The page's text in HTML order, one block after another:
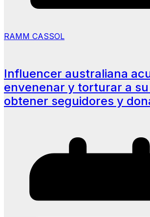
RAMM CASSOL
Influencer australiana
envenenar y torturar a
obtener seguidores y